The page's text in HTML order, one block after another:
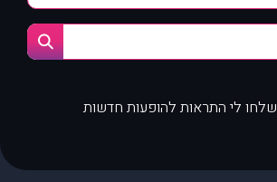
שלחו לי התראות להופעות חדשות